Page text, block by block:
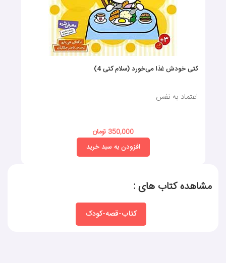
کتی خودش غذا می‌خورد (سلام کتی 4)
اعتماد به نفس
350,000 تومان
افزودن به سبد خرید
مشاهده کتاب های :
کتاب-قصه-کودک